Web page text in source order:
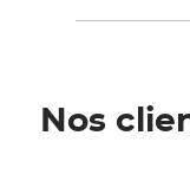
Nos